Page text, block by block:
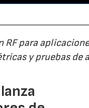
RF para
y pruebas de